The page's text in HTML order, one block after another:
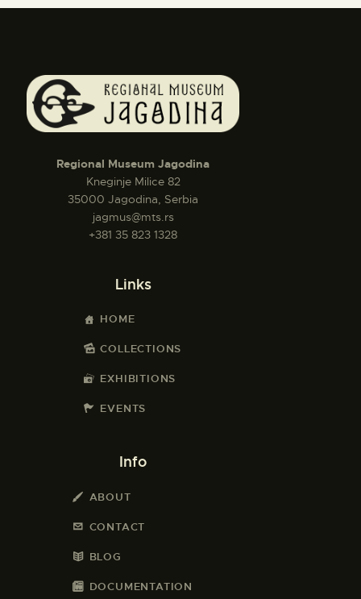
Regional Museum Jagodina
Kneginje Milice 82
35000 Jagodina, Serbia
jagmus@mts.rs
+381 35 823 1328
Links
HOME
COLLECTIONS
EXHIBITIONS
EVENTS
Info
ABOUT
CONTACT
BLOG
DOCUMENTATION